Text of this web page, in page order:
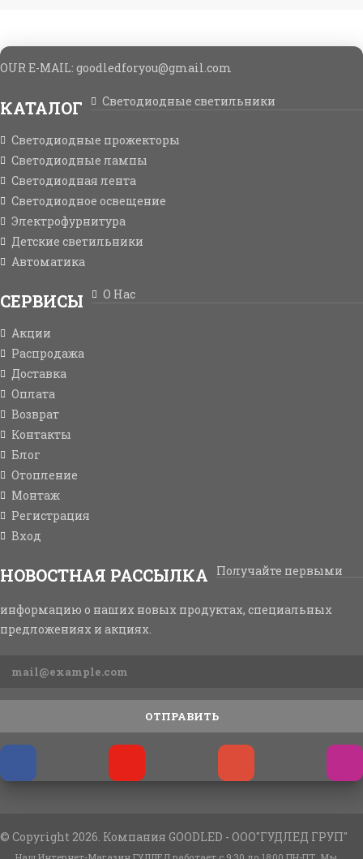
OUR E-MAIL: goodledforyou@gmail.cоm
КАТАЛОГ Светодиодные светильники
Светодиодные прожекторы
Светодиодные лампы
Светодиодная лента
Светодиодное освещение
Электрофурнитура
Детские светильники
Автоматика
СЕРВИСЫ О Нас
Акции
Распродажа
Доставка
Оплата
Возврат
Контакты
Блог
Отопление
Монтаж
Регистрация
Вход
НОВОСТНАЯ РАССЫЛКА Получайте первыми
информацию о наших новых продуктах, специальных
предложениях и акциях.
ОТПРАВИТЬ
© Copyright 2026. Компания GOODLED - ООО"ГУДЛЕД ГРУП"